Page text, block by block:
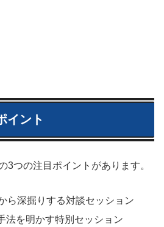
イント
3つの注目ポイントがあります。
ら深掘りする対談セッション
法を明かす特別セッション